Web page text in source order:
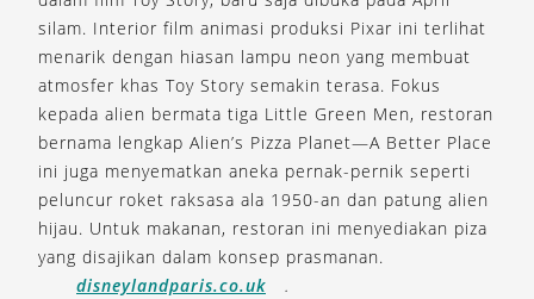
silam. Interior film animasi produksi Pixar ini terlihat
menarik dengan hiasan lampu neon yang membuat
atmosfer khas Toy Story semakin terasa. Fokus
kepada alien bermata tiga Little Green Men, restoran
bernama lengkap Alien’s Pizza Planet—A Better Place
ini juga menyematkan aneka pernak-pernik seperti
peluncur roket raksasa ala 1950-an dan patung alien
hijau. Untuk makanan, restoran ini menyediakan piza
yang disajikan dalam konsep prasmanan.
disneylandparis.co.uk
.